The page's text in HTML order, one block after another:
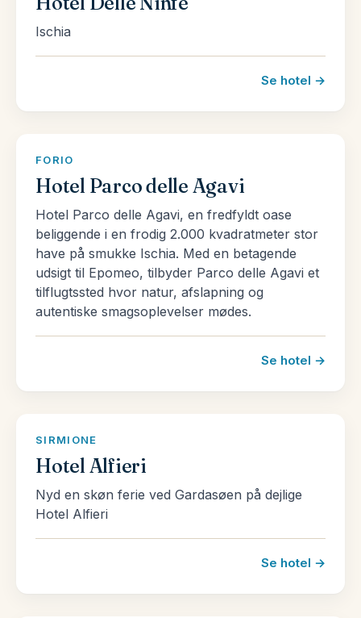
Ischia
Se hotel →
FORIO
Hotel Parco delle Agavi
Hotel Parco delle Agavi, en fredfyldt oase
beliggende i en frodig 2.000 kvadratmeter stor
have på smukke Ischia. Med en betagende
udsigt til Epomeo, tilbyder Parco delle Agavi et
tilflugtssted hvor natur, afslapning og
autentiske smagsoplevelser mødes.
Se hotel →
SIRMIONE
Hotel Alfieri
Nyd en skøn ferie ved Gardasøen på dejlige
Hotel Alfieri
Se hotel →